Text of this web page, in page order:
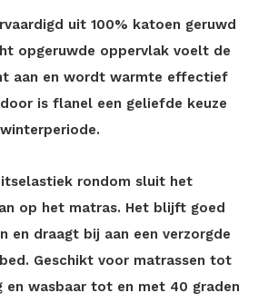
uit 100% katoen geruwd
opgeruwde oppervlak voelt de
aan en wordt warmte effectief
is flanel een geliefde keuze
rondom sluit het
op het matras. Het blijft goed
en draagt bij aan een verzorgde
Geschikt voor matrassen tot
en wasbaar tot en met 40 graden